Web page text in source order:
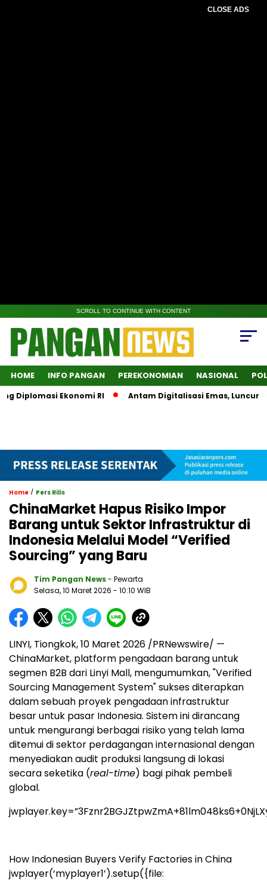
CLOSE ADS
SCROLL TO CONTINUE WITH CONTENT
HOME INFO PANGAN PEREKONOMIAN NASIONAL
Ekonomi RI Antam Digitalisasi Emas, Luncurkan
Home / Pers Rilis
ChinaMarket Hapus Risiko Impor
Barang untuk Sektor Infrastruktur di
Indonesia Melalui Model “Verified
Sourcing” yang Baru
Tim Pangan News- Pewarta
Selasa, 10 Maret 2026 - 10:10 WIB
LINYI, Tiongkok, 10 Maret 2026 /PRNewswire/ —
ChinaMarket, platform pengadaan barang untuk
segmen B2B dari Linyi Mall, mengumumkan, "Verified
Sourcing Management System" sukses diterapkan
dalam sebuah proyek pengadaan infrastruktur
besar untuk pasar Indonesia. Sistem ini dirancang
untuk mengurangi berbagai risiko yang telah lama
ditemui di sektor perdagangan internasional dengan
menyediakan audit produksi langsung di lokasi
secara seketika (real-time) bagi pihak pembeli
global.
How Indonesian Buyers Verify Factories in China
jwplayer(‘myplayer1’).setup({file: